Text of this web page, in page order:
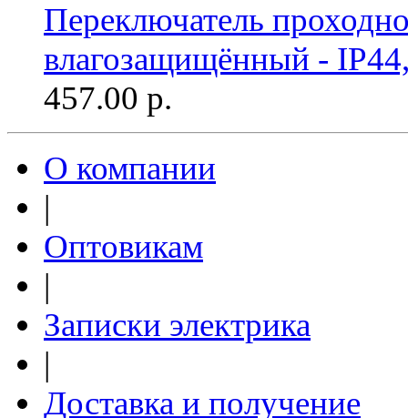
Переключатель
влагозащищённый -
457.00 р.
О компании
|
Оптовикам
|
Записки электрика
|
Доставка и получение